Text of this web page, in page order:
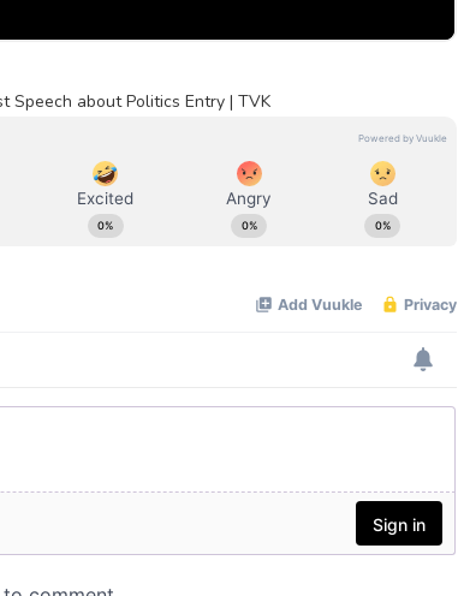
Speech about Politics Entry | TVK